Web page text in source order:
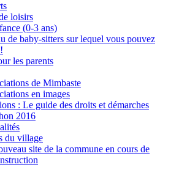
loisirs
(0-3 ans)
de baby-sitters sur lequel vous pouvez
les parents
de Mimbaste
en images
: Le guide des droits et démarches
2016
du village
site de la commune en cours de